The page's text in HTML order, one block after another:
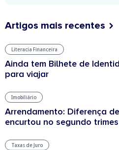
Artigos mais recentes
Literacia Financeira
Ainda tem Bilhete de
para viajar
Imobiliário
Arrendamento: Diferença
encurtou no segundo
Taxas de Juro